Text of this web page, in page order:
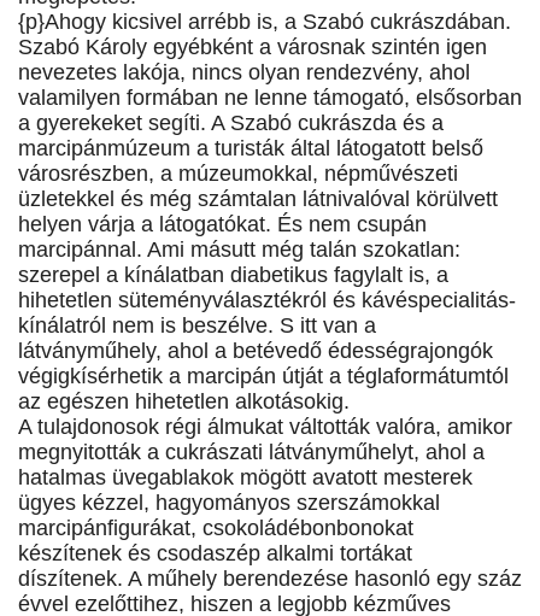
{p}Ahogy kicsivel arrébb is, a Szabó cukrászdában.
Szabó Károly egyébként a városnak szintén igen
nevezetes lakója, nincs olyan rendezvény, ahol
valamilyen formában ne lenne támogató, elsősorban
a gyerekeket segíti. A Szabó cukrászda és a
marcipánmúzeum a turisták által látogatott belső
városrészben, a múzeumokkal, népművészeti
üzletekkel és még számtalan látnivalóval körülvett
helyen várja a látogatókat. És nem csupán
marcipánnal. Ami másutt még talán szokatlan:
szerepel a kínálatban diabetikus fagylalt is, a
hihetetlen süteményválasztékról és kávéspecialitás-
kínálatról nem is beszélve. S itt van a
látványműhely, ahol a betévedő édességrajongók
végigkísérhetik a marcipán útját a téglaformátumtól
az egészen hihetetlen alkotásokig.
A tulajdonosok régi álmukat váltották valóra, amikor
megnyitották a cukrászati látványműhelyt, ahol a
hatalmas üvegablakok mögött avatott mesterek
ügyes kézzel, hagyományos szerszámokkal
marcipánfigurákat, csokoládébonbonokat
készítenek és csodaszép alkalmi tortákat
díszítenek. A műhely berendezése hasonló egy száz
évvel ezelőttihez, hiszen a legjobb kézműves